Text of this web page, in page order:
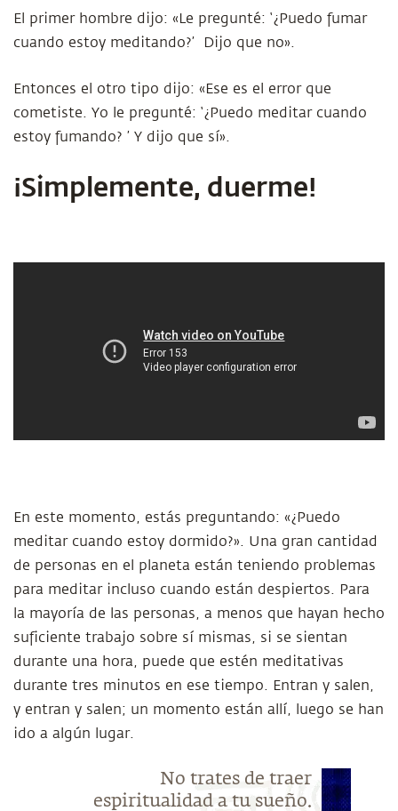
El primer hombre dijo: «Le pregunté: ‘¿Puedo fumar
cuando estoy meditando?’ Dijo que no».
Entonces el otro tipo dijo: «Ese es el error que
cometiste. Yo le pregunté: ‘¿Puedo meditar cuando
estoy fumando? ’ Y dijo que sí».
¡Simplemente, duerme!
En este momento, estás preguntando: «¿Puedo
meditar cuando estoy dormido?». Una gran cantidad
de personas en el planeta están teniendo problemas
para meditar incluso cuando están despiertos. Para
la mayoría de las personas, a menos que hayan hecho
suficiente trabajo sobre sí mismas, si se sientan
durante una hora, puede que estén meditativas
durante tres minutos en ese tiempo. Entran y salen,
y entran y salen; un momento están allí, luego se han
ido a algún lugar.
No trates de traer
espiritualidad a tu sueño.